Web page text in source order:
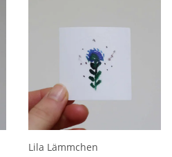
Lila Lämmchen